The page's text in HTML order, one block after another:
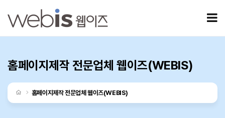
홈페이지제작 전문업체 웹이즈(WEBIS)
처음으로
홈페이지제작 전문업체 웹이즈(WEBIS)